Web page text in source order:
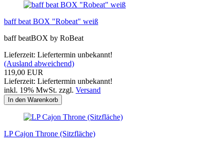
baff beat BOX "Robeat" weiß
baff beatBOX by RoBeat
Lieferzeit: Liefertermin unbekannt!
(Ausland abweichend)
119,00 EUR
Lieferzeit: Liefertermin unbekannt!
inkl. 19% MwSt. zzgl. Versand
In den Warenkorb
LP Cajon Throne (Sitzfläche)